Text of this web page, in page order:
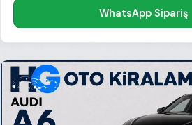
WhatsApp Sipariş